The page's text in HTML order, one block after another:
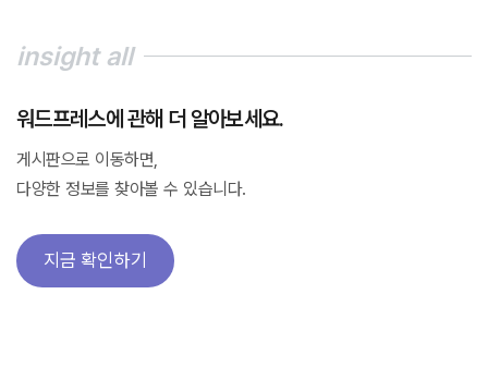
insight all
워드프레스에 관해 더 알아보세요.
게시판으로 이동하면,
다양한 정보를 찾아볼 수 있습니다.
지금 확인하기